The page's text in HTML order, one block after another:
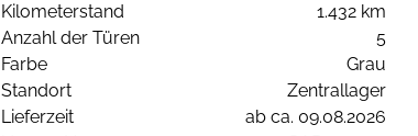
Kilometerstand
1.432 km
Anzahl der Türen
5
Farbe
Grau
Standort
Zentrallager
Lieferzeit
ab ca. 09.08.2026